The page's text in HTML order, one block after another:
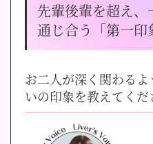
先輩後輩を超え
通じ合う「第一印
お二人が深く関わる
いの印象を教えてくだ